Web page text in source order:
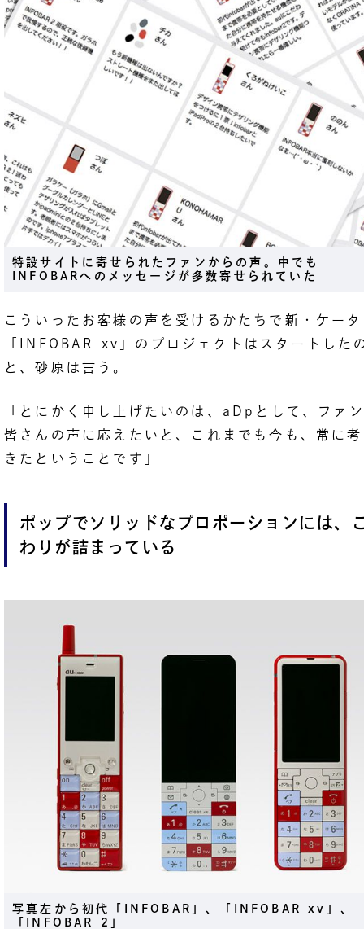
特設サイトに寄せられたファンからの声。中でも
INFOBARへのメッセージが多数寄せられていた
こういったお客様の声を受けるかたちで新・ケー
「INFOBAR xv」のプロジェクトはスタートした
と、砂原は言う。
「とにかく申し上げたいのは、aDpとして、ファ
皆さんの声に応えたいと、これまでも今も、常に
きたということです」
ポップでソリッドなプロポーションには、
わりが詰まっている
写真左から初代「INFOBAR」、「INFOBAR xv」、
「INFOBAR 2」